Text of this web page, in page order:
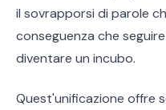
il sovrapporsi di parole
conseguenza che
diventare un incubo.
Quest'unificazione offre